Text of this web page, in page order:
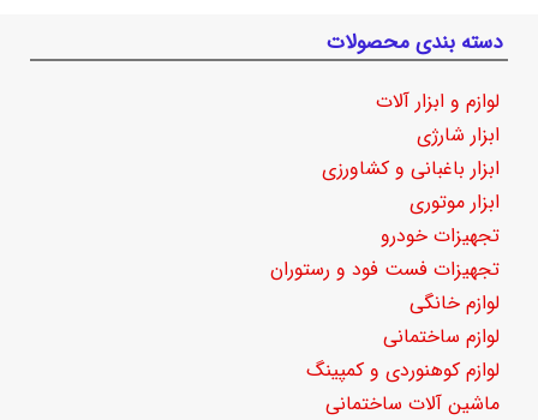
دسته بندی محصولات
لوازم و ابزار آلات
ابزار شارژی
ابزار باغبانی و کشاورزی
ابزار موتوری
تجهیزات خودرو
تجهیزات فست فود و رستوران
لوازم خانگی
لوازم ساختمانی
لوازم کوهنوردی و کمپینگ
ماشین آلات ساختمانی